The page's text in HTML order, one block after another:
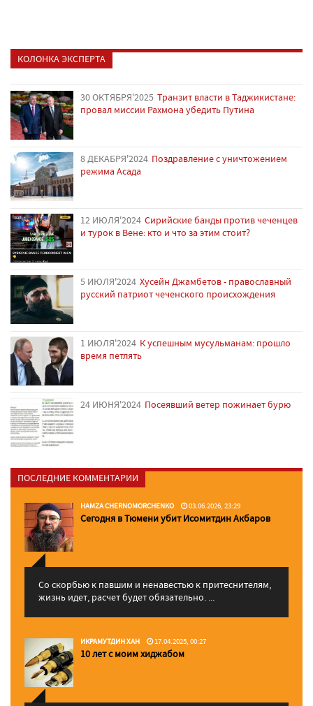
КОЛОНКА ЭКСПЕРТА
30 ОКТЯБРЯ'2025 Транзит власти в Таджикистане:
провал миссии Рахмона убедить Путина
8 ДЕКАБРЯ'2024 Поздравление с уничтожением
режима Асада
12 ИЮЛЯ'2024 Сирийские банды против чеченцев
и турок в Вене: кто и что за этим стоит?
5 ИЮЛЯ'2024 Хусейн Джамбетов - православный
русский патриот чеченского происхождения
1 ИЮЛЯ'2024 К успешным мусульманам: прошло
время петлять
24 ИЮНЯ'2024 Посеявший ветер пожинает бурю
ПОСЛЕДНИЕ КОММЕНТАРИИ
HAMZA CHERNOMORCHENKO 03.06.2026, 23:29
Сегодня в Тюмени убит Исомитдин Акбаров
Со скорбью к павшим и ненавестью к притеснителям,
жизнь идет, расчет будет обязательно. ...
ИКРАМУТДИН ХАН 17.04.2025, 00:27
10 лет с моим хиджабом